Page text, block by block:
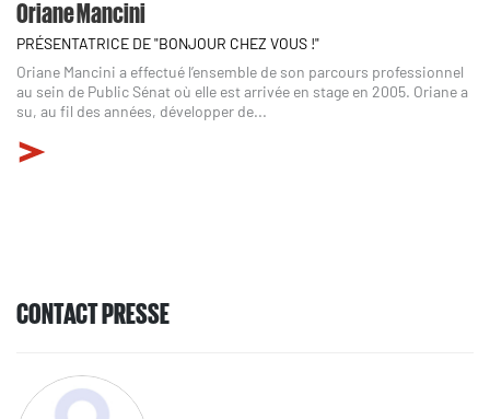
Oriane Mancini
PRÉSENTATRICE DE "BONJOUR CHEZ VOUS !"
Oriane Mancini a effectué l’ensemble de son parcours professionnel
au sein de Public Sénat où elle est arrivée en stage en 2005. Oriane a
su, au fil des années, développer de...
CONTACT PRESSE